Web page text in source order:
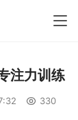
注力训练
330